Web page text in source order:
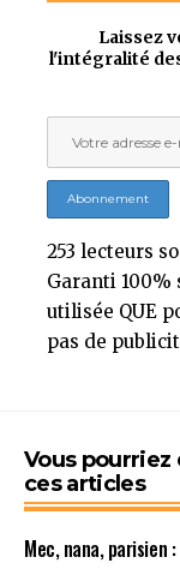
Laissez
l'intégralité
253 lecteurs
Garanti 100%
utilisée QUE
pas de
Vous
ces articles
Mec, nana, parisien